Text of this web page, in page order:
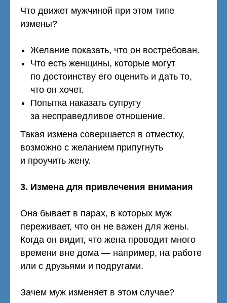
Что движет мужчиной при этом типе
измены?
Желание показать, что он востребован.
Что есть женщины, которые могут
по достоинству его оценить и дать то,
что он хочет.
Попытка наказать супругу
за несправедливое отношение.
Такая измена совершается в отместку,
возможно с желанием припугнуть
и проучить жену.
3. Измена для привлечения внимания
Она бывает в парах, в которых муж
переживает, что он не важен для жены.
Когда он видит, что жена проводит много
времени вне дома — например, на работе
или с друзьями и подругами.
Зачем муж изменяет в этом случае?